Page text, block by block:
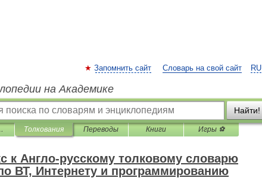
RU
Запомнить сайт Словарь на свой сайт
на Академике
Найти!
Интернету и программированию Толкования Переводы Книги Игры ⚽
к Англо-русскому толковому словарю
ВТ, Интернету и программированию